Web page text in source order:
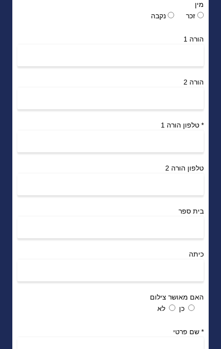
מין
זכר
נקבה
הורה 1
הורה 2
* טלפון הורה 1
טלפון הורה 2
בית ספר
כיתה
האם מאושר צילום
כן
לא
* שם פרטי